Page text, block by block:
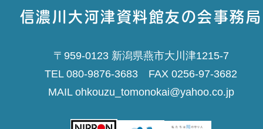
信濃川大河津資料館友の会事務局
〒959-0123 新潟県燕市大川津1215-7
TEL 080-9876-3683 FAX 0256-97-3682
MAIL ohkouzu_tomonokai@yahoo.co.jp